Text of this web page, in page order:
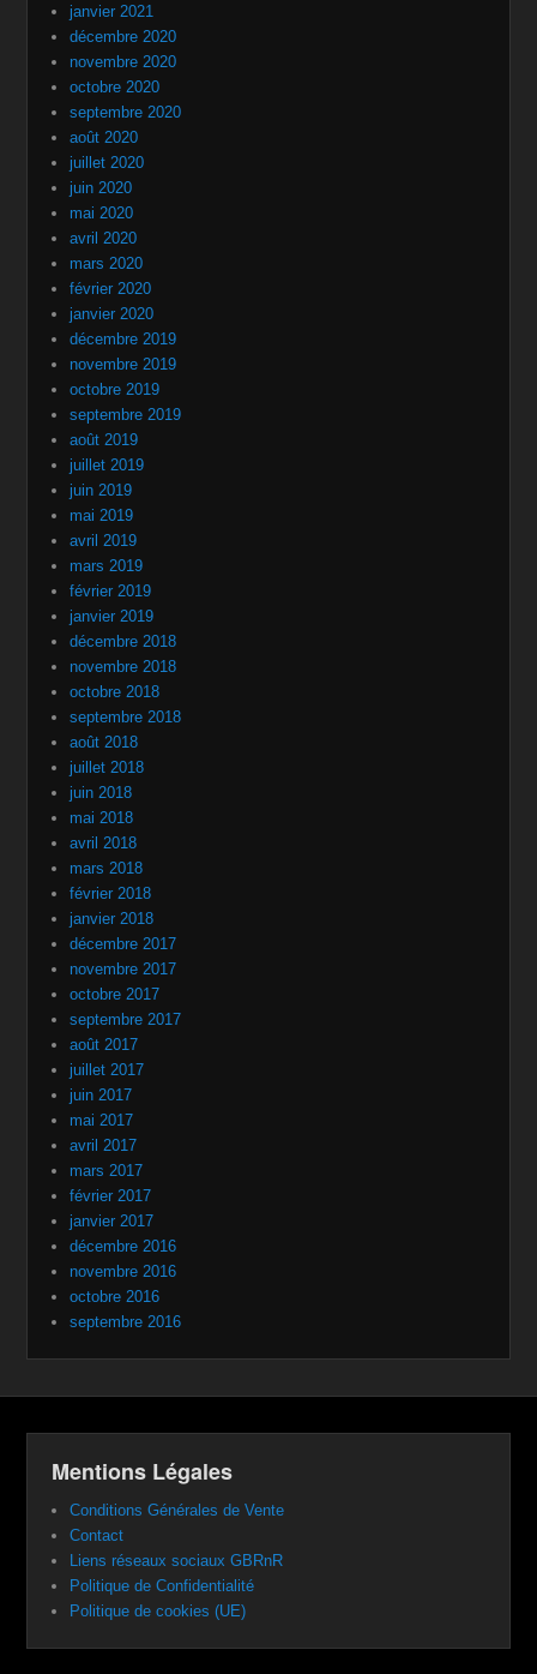
janvier 2021
décembre 2020
novembre 2020
octobre 2020
septembre 2020
août 2020
juillet 2020
juin 2020
mai 2020
avril 2020
mars 2020
février 2020
janvier 2020
décembre 2019
novembre 2019
octobre 2019
septembre 2019
août 2019
juillet 2019
juin 2019
mai 2019
avril 2019
mars 2019
février 2019
janvier 2019
décembre 2018
novembre 2018
octobre 2018
septembre 2018
août 2018
juillet 2018
juin 2018
mai 2018
avril 2018
mars 2018
février 2018
janvier 2018
décembre 2017
novembre 2017
octobre 2017
septembre 2017
août 2017
juillet 2017
juin 2017
mai 2017
avril 2017
mars 2017
février 2017
janvier 2017
décembre 2016
novembre 2016
octobre 2016
septembre 2016
Mentions Légales
Conditions Générales de Vente
Contact
Liens réseaux sociaux GBRnR
Politique de Confidentialité
Politique de cookies (UE)